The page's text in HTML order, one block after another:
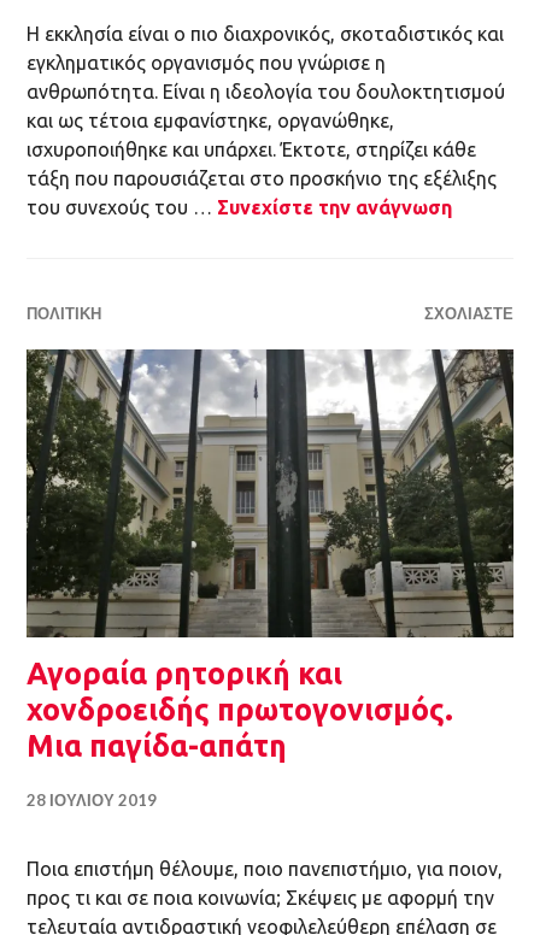
Η εκκλησία είναι ο πιο διαχρονικός, σκοταδιστικός και
εγκληματικός οργανισμός που γνώρισε η
ανθρωπότητα. Είναι η ιδεολογία του δουλοκτητισμού
και ως τέτοια εμφανίστηκε, οργανώθηκε,
ισχυροποιήθηκε και υπάρχει. Έκτοτε, στηρίζει κάθε
τάξη που παρουσιάζεται στο προσκήνιο της εξέλιξης
του συνεχούς του … Συνεχίστε την ανάγνωση
ΠΟΛΙΤΙΚΉ ΣΧΟΛΙΆΣΤΕ
Αγοραία ρητορική και χονδροειδής
πρωτογονισμός. Μια παγίδα-απάτη
28 ΙΟΥΛΊΟΥ 2019
προς τι και σε ποια κοινωνία; Σκέψεις με αφορμή την
τελευταία αντιδραστική νεοφιλελεύθερη επέλαση σε
ότι απέμεινε απ’ το πανεπιστημιακό άσυλο. Η νέα